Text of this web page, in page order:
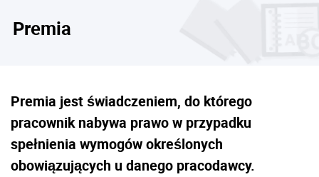
Premia
Premia jest świadczeniem, do którego
pracownik nabywa prawo w przypadku
spełnienia wymogów określonych
obowiązujących u danego pracodawcy.